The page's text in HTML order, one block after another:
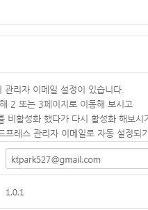
리자 이메일 설정이 있습니다.
2 또는 3페이지로 이동해 보시고
비활성화 했다가 다시 활성화 해보시
레스 관리자 이메일로 자동 설정